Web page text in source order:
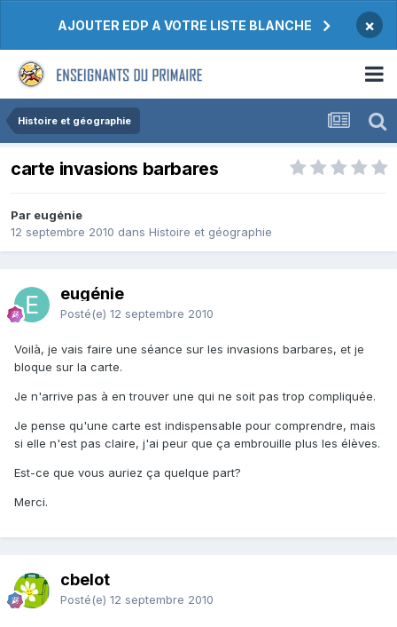
AJOUTER EDP A VOTRE LISTE BLANCHE ×
Histoire et géographie
carte invasions barbares
Par eugénie
12 septembre 2010 dans Histoire et géographie
eugénie
Posté(e) 12 septembre 2010
Voilà, je vais faire une séance sur les invasions barbares, et je
bloque sur la carte.
Je n'arrive pas à en trouver une qui ne soit pas trop compliquée.
Je pense qu'une carte est indispensable pour comprendre, mais
si elle n'est pas claire, j'ai peur que ça embrouille plus les élèves.
Est-ce que vous auriez ça quelque part?
Merci.
cbelot
Posté(e) 12 septembre 2010